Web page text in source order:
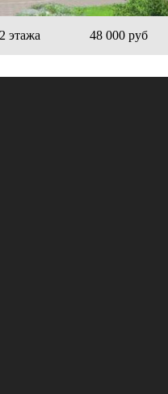
2 этажа 48 000 руб